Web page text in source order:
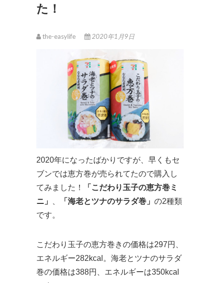
た！
the-easylife 2020年1月9日
2020年になったばかりですが、早くもセ
ブンでは恵方巻が売られてたので購入し
てみました！
「こだわり玉子の恵方巻ミ
ニ」
「海老とツナのサラダ巻」 の2種類
です。
こだわり玉子の恵方巻きの価格は297円、
エネルギー282kcal。海老とツナのサラダ
巻の価格は388円、エネルギーは350kcal